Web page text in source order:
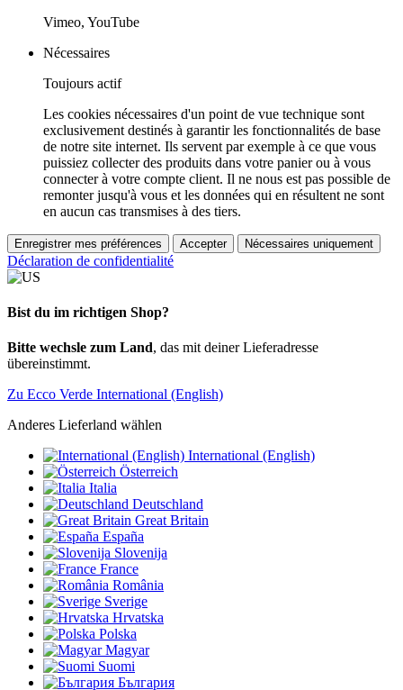
Vimeo, YouTube
Nécessaires
Toujours actif
Les cookies nécessaires d'un point de vue technique sont
exclusivement destinés à garantir les fonctionnalités de base
de notre site internet. Ils servent par exemple à ce que vous
puissiez collecter des produits dans votre panier ou à vous
connecter à votre compte client. Il ne nous est pas possible de
remonter jusqu'à vous et les données qui en résultent ne sont
en aucun cas transmises à des tiers.
Enregistrer mes préférences Accepter Nécessaires uniquement
Déclaration de confidentialité
Bist du im richtigen Shop?
Bitte wechsle zum Land, das mit deiner Lieferadresse
übereinstimmt.
Zu Ecco Verde International (English)
Anderes Lieferland wählen
International (English)
Österreich
Italia
Deutschland
Great Britain
España
Slovenija
France
România
Sverige
Hrvatska
Polska
Magyar
Suomi
България